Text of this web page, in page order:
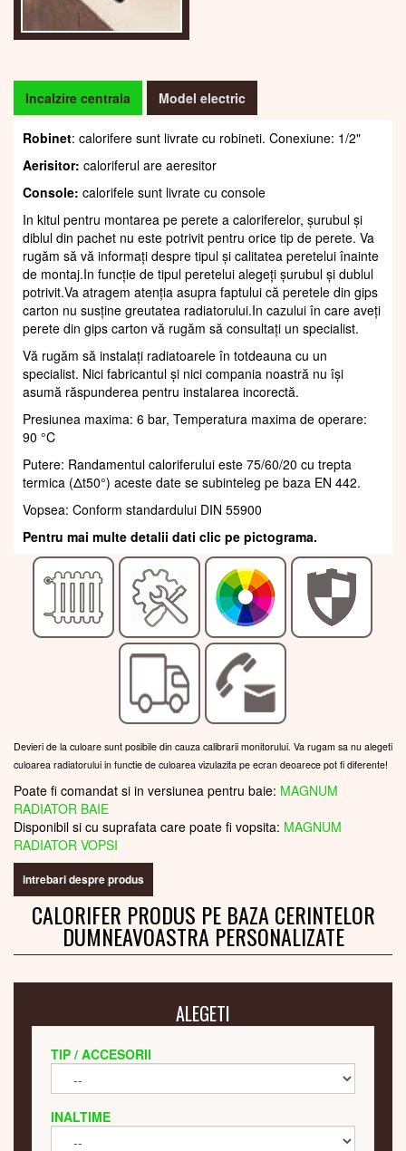
Incalzire centrala Model electric
Robinet: calorifere sunt livrate cu robineti. Conexiune: 1/2"
Aerisitor: caloriferul are aeresitor
Console: calorifele sunt livrate cu console
In kitul pentru montarea pe perete a caloriferelor, șurubul și
diblul din pachet nu este potrivit pentru orice tip de perete. Va
rugăm să vă informați despre tipul și calitatea peretelui înainte
de montaj.In funcție de tipul peretelui alegeți șurubul și dublul
potrivit.Va atragem atenția asupra faptului că peretele din gips
carton nu susține greutatea radiatorului.In cazului în care aveți
perete din gips carton vă rugăm să consultați un specialist.
Vă rugăm să instalați radiatoarele în totdeauna cu un
specialist. Nici fabricantul și nici compania noastră nu își
asumă răspunderea pentru instalarea incorectă.
Presiunea maxima: 6 bar, Temperatura maxima de operare:
90 °C
Putere: Randamentul caloriferului este 75/60/20 cu trepta
termica (Δt50°) aceste date se subinteleg pe baza EN 442.
Vopsea: Conform standardului DIN 55900
Pentru mai multe detalii dati clic pe pictograma.
Devieri de la culoare sunt posibile din cauza calibrarii monitorului. Va rugam sa nu alegeti
culoarea radiatorului in functie de culoarea vizulazita pe ecran deoarece pot fi diferente!
Poate fi comandat si in versiunea pentru baie: MAGNUM
RADIATOR BAIE
Disponibil si cu suprafata care poate fi vopsita: MAGNUM
RADIATOR VOPSI
intrebari despre produs
CALORIFER PRODUS PE BAZA CERINTELOR
DUMNEAVOASTRA PERSONALIZATE
ALEGETI
TIP / ACCESORII
INALTIME